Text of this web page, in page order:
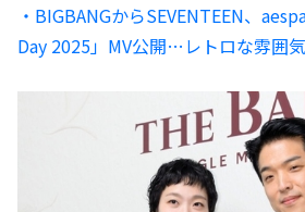
・BIGBANGからSEVENTEEN、
Day 2025」MV公開…レトロな雰囲